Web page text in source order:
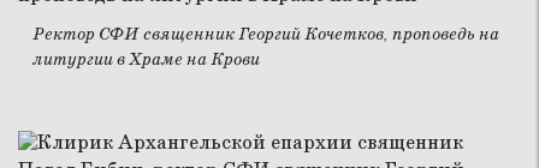
Ректор СФИ священник Георгий Кочетков, проповедь на
литургии в Храме на Крови